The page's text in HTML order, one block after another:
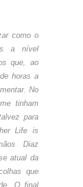
como o
a nível
que, ao
horas a
No
tinham
para
Life is
Diaz
atual da
que
O final